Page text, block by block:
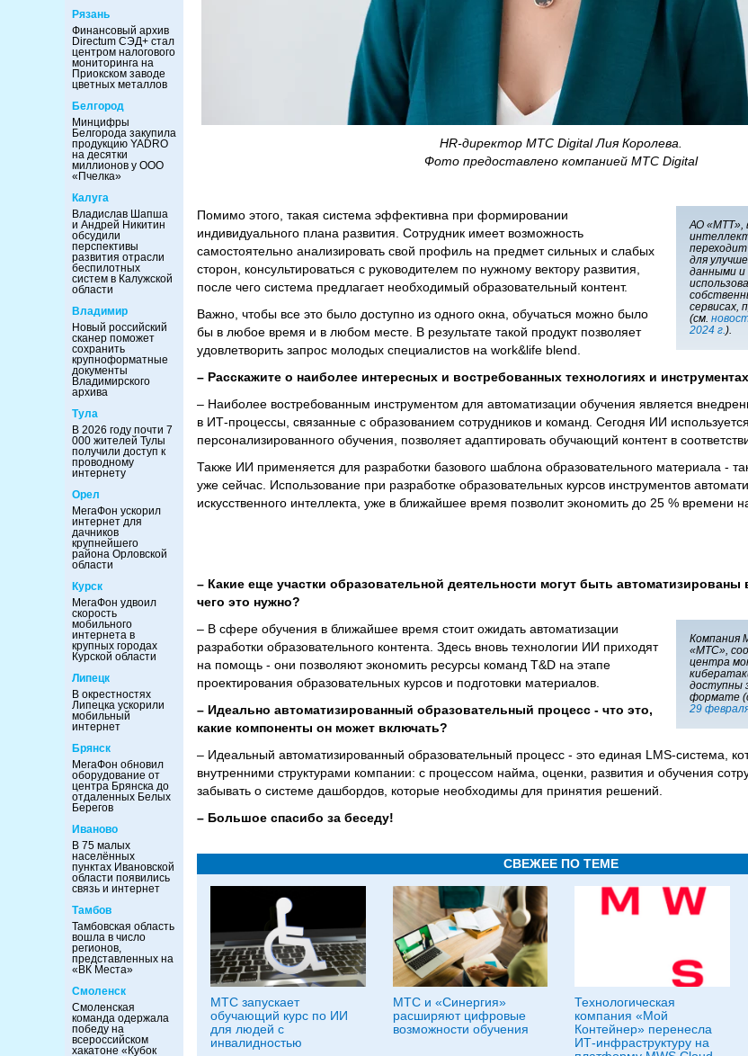
Рязань
Финансовый архив
Directum СЭД+ стал
центром налогового
мониторинга на
Приокском заводе
цветных металлов
Белгород
Минцифры
Белгорода закупила
продукцию YADRO
на десятки
миллионов у ООО
«Пчелка»
Калуга
Владислав Шапша
и Андрей Никитин
обсудили
перспективы
развития отрасли
беспилотных
систем в Калужской
области
Владимир
Новый российский
сканер поможет
сохранить
крупноформатные
документы
Владимирского
архива
Тула
В 2026 году почти 7
000 жителей Тулы
получили доступ к
проводному
интернету
Орел
МегаФон ускорил
интернет для
дачников
крупнейшего
района Орловской
области
Курск
МегаФон удвоил
скорость
мобильного
интернета в
крупных городах
Курской области
Липецк
В окрестностях
Липецка ускорили
мобильный
интернет
Брянск
МегаФон обновил
оборудование от
центра Брянска до
отдаленных Белых
Берегов
Иваново
В 75 малых
населённых
пунктах Ивановской
области появились
связь и интернет
Тамбов
Тамбовская область
вошла в число
регионов,
представленных на
«ВК Места»
Смоленск
Смоленская
команда одержала
победу на
всероссийском
хакатоне «Кубок
HR-директор МТС Digital Лия Королева.
Фото предоставлено компанией МТС Digital
АО «МТТ»,
для
данными
сервисах,
(см.
2024 г.).
Помимо этого, такая система эффективна при формировании
индивидуального плана развития. Сотрудник имеет возможность
самостоятельно анализировать свой профиль на предмет сильных и слабых
сторон, консультироваться с руководителем по нужному вектору развития,
после чего система предлагает необходимый образовательный контент.
Важно, чтобы все это было доступно из одного окна, обучаться можно было
бы в любое время и в любом месте. В результате такой продукт позволяет
удовлетворить запрос молодых специалистов на work&life blend.
– Расскажите о наиболее интересных и востребованных технологиях и
– Наиболее востребованным инструментом для автоматизации обучения является
в ИТ-процессы, связанные с образованием сотрудников и команд. Сегодня ИИ
персонализированного обучения, позволяет адаптировать обучающий контент в
Также ИИ применяется для разработки базового шаблона образовательного материала -
уже сейчас. Использование при разработке образовательных курсов инструментов
искусственного интеллекта, уже в ближайшее время позволит экономить до 25 % времени
– Какие еще участки образовательной деятельности могут быть
чего это нужно?
Компания
«МТС»,
центра
доступны
формате
29
– В сфере обучения в ближайшее время стоит ожидать автоматизации
разработки образовательного контента. Здесь вновь технологии ИИ приходят
на помощь - они позволяют экономить ресурсы команд T&D на этапе
проектирования образовательных курсов и подготовки материалов.
– Идеально автоматизированный образовательный процесс - что это,
какие компоненты он может включать?
– Идеальный автоматизированный образовательный процесс - это единая LMS-система,
внутренними структурами компании: с процессом найма, оценки, развития и обучения
забывать о системе дашбордов, которые необходимы для принятия решений.
– Большое спасибо за беседу!
СВЕЖЕЕ ПО ТЕМЕ
МТС запускает
обучающий курс по ИИ
для людей с
инвалидностью
МТС и «Синергия»
расширяют цифровые
возможности обучения
Технологическая
компания «Мой
Контейнер» перенесла
ИТ-инфраструктуру на